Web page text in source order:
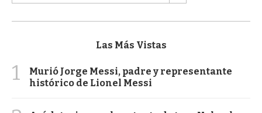
Las Más Vistas
1
Murió Jorge Messi, padre y representante
histórico de Lionel Messi